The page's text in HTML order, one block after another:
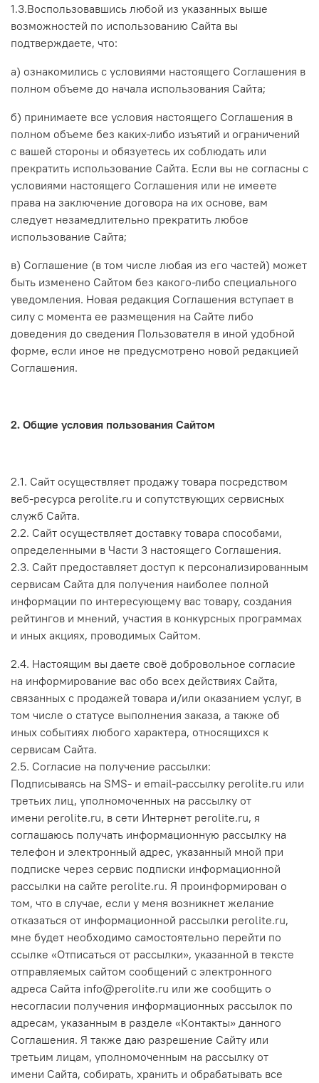
1.3.Воспользовавшись любой из указанных выше
возможностей по использованию Сайта вы
подтверждаете, что:
а) ознакомились с условиями настоящего Соглашения в
полном объеме до начала использования Сайта;
б) принимаете все условия настоящего Соглашения в
полном объеме без каких-либо изъятий и ограничений
с вашей стороны и обязуетесь их соблюдать или
прекратить использование Сайта. Если вы не согласны с
условиями настоящего Соглашения или не имеете
права на заключение договора на их основе, вам
следует незамедлительно прекратить любое
использование Сайта;
в) Соглашение (в том числе любая из его частей) может
быть изменено Сайтом без какого-либо специального
уведомления. Новая редакция Соглашения вступает в
силу с момента ее размещения на Сайте либо
доведения до сведения Пользователя в иной удобной
форме, если иное не предусмотрено новой редакцией
Соглашения.
2. Общие условия пользования Сайтом
2.1. Сайт осуществляет продажу товара посредством
веб-ресурса perolite.ru и сопутствующих сервисных
служб Сайта.
2.2. Сайт осуществляет доставку товара способами,
определенными в Части 3 настоящего Соглашения.
2.3. Сайт предоставляет доступ к персонализированным
сервисам Сайта для получения наиболее полной
информации по интересующему вас товару, создания
рейтингов и мнений, участия в конкурсных программах
и иных акциях, проводимых Сайтом.
2.4. Настоящим вы даете своё добровольное согласие
на информирование вас обо всех действиях Сайта,
связанных с продажей товара и/или оказанием услуг, в
том числе о статусе выполнения заказа, а также об
иных событиях любого характера, относящихся к
сервисам Сайта.
2.5. Согласие на получение рассылки:
Подписываясь на SMS- и email-рассылку perolite.ru или
третьих лиц, уполномоченных на рассылку от
имени perolite.ru, в сети Интернет perolite.ru, я
соглашаюсь получать информационную рассылку на
телефон и электронный адрес, указанный мной при
подписке через сервис подписки информационной
рассылки на сайте perolite.ru. Я проинформирован о
том, что в случае, если у меня возникнет желание
отказаться от информационной рассылки perolite.ru,
мне будет необходимо самостоятельно перейти по
ссылке «Отписаться от рассылки», указанной в тексте
отправляемых сайтом сообщений с электронного
адреса Сайта info@perolite.ru или же сообщить о
несогласии получения информационных рассылок по
адресам, указанным в разделе «Контакты» данного
Соглашения. Я также даю разрешение Сайту или
третьим лицам, уполномоченным на рассылку от
имени Сайта, собирать, хранить и обрабатывать все